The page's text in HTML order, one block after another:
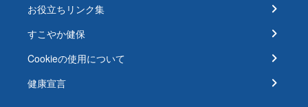
お役立ちリンク集
すこやか健保
Cookieの使用について
健康宣言